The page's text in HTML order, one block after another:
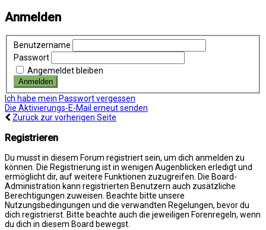
Anmelden
Benutzername
Passwort
Angemeldet bleiben
Ich habe mein Passwort vergessen
Die Aktivierungs-E-Mail erneut senden
Zurück zur vorherigen Seite
Registrieren
Du musst in diesem Forum registriert sein, um dich anmelden zu
können. Die Registrierung ist in wenigen Augenblicken erledigt und
ermöglicht dir, auf weitere Funktionen zuzugreifen. Die Board-
Administration kann registrierten Benutzern auch zusätzliche
Berechtigungen zuweisen. Beachte bitte unsere
Nutzungsbedingungen und die verwandten Regelungen, bevor du
dich registrierst. Bitte beachte auch die jeweiligen Forenregeln, wenn
du dich in diesem Board bewegst.